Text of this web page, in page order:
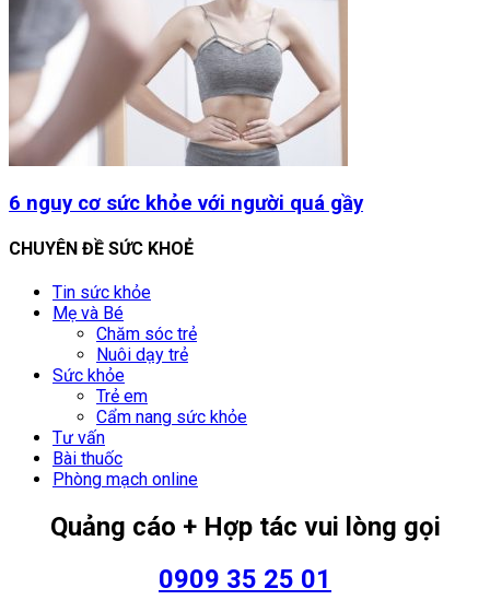
6 nguy cơ sức khỏe với người quá gầy
CHUYÊN ĐỀ SỨC KHOẺ
Tin sức khỏe
Mẹ và Bé
Chăm sóc trẻ
Nuôi dạy trẻ
Sức khỏe
Trẻ em
Cẩm nang sức khỏe
Tư vấn
Bài thuốc
Phòng mạch online
Quảng cáo + Hợp tác vui lòng gọi
0909 35 25 01